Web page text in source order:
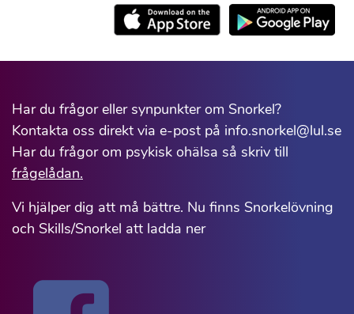
Har du frågor eller synpunkter om Snorkel?
Kontakta oss direkt via e-post på info.snorkel@lul.se
Har du frågor om psykisk ohälsa så skriv till
frågelådan.
Vi hjälper dig att må bättre. Nu finns Snorkelövning
och Skills/Snorkel att ladda ner